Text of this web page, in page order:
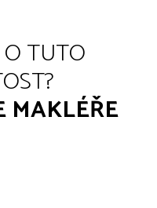
O TUTO
MAKLÉŘE